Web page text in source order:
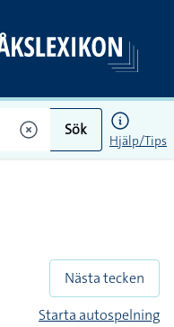
Sök
Hjälp/Tips
Nästa tecken
Starta autospelning